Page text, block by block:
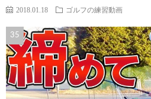
2018.01.18 ゴルフの練習動画